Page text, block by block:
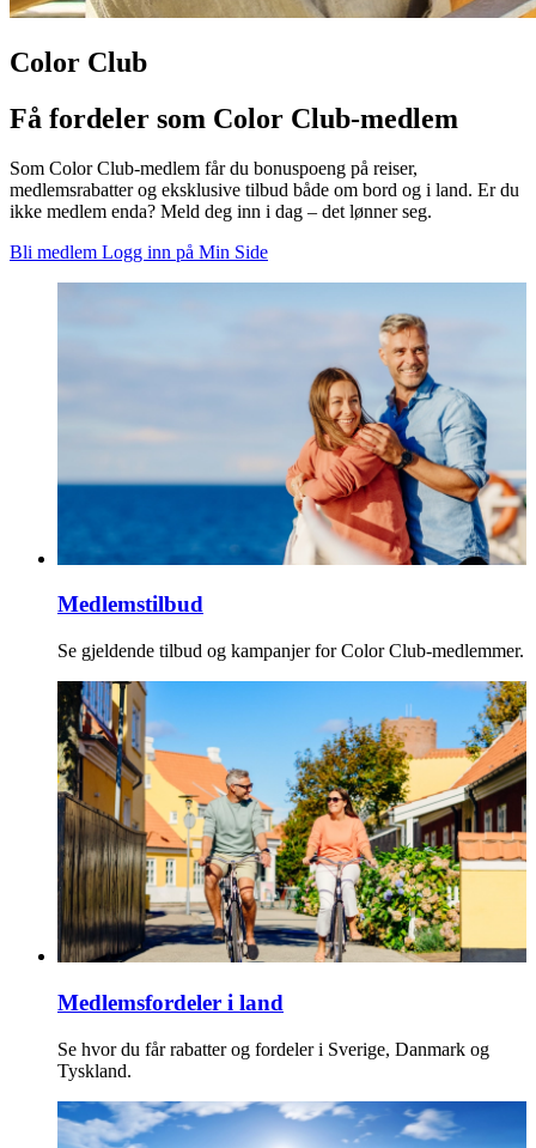
Color Club
Få fordeler som Color Club-medlem
Som Color Club-medlem får du bonuspoeng på reiser,
medlemsrabatter og eksklusive tilbud både om bord og i land. Er du
ikke medlem enda? Meld deg inn i dag – det lønner seg.
Bli medlem Logg inn på Min Side
Medlemstilbud
Se gjeldende tilbud og kampanjer for Color Club-medlemmer.
Medlemsfordeler i land
Se hvor du får rabatter og fordeler i Sverige, Danmark og
Tyskland.